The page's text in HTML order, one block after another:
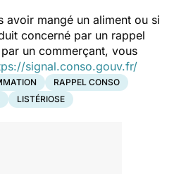
avoir mangé un aliment ou si
concerné par un rappel
un commerçant, vous
signal.conso.gouv.fr/
RAPPEL CONSO
LISTÉRIOSE